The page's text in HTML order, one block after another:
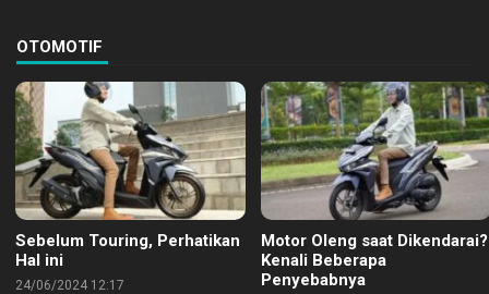
OTOMOTIF
Sebelum Touring, Perhatikan
Hal ini
24/06/2024 12:17
Motor Oleng saat Dikendarai?
Kenali Beberapa
Penyebabnya